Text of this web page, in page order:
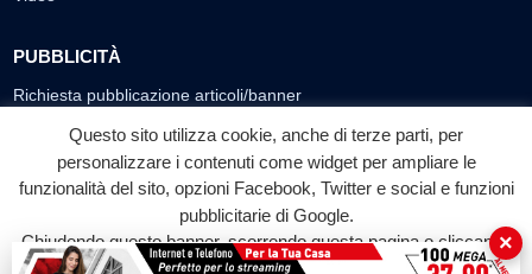
PUBBLICITÀ
Richiesta pubblicazione articoli/banner
SEGUICI SUI SOCIAL
f
Facebook
◎ ▶
YouTube
Questo sito utilizza cookie, anche di terze parti, per
personalizzare i contenuti come widget per ampliare le
funzionalità del sito, opzioni Facebook, Twitter e social e funzioni
pubblicitarie di Google.
Chiudendo questo banner, scorrendo questa pagina o cliccando
su qualunque suo elemento acconsenti all'uso dei cookie.
×